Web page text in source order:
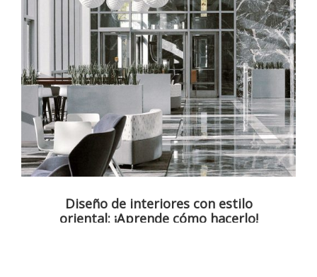
Diseño de interiores con estilo
oriental: ¡Aprende cómo hacerlo!